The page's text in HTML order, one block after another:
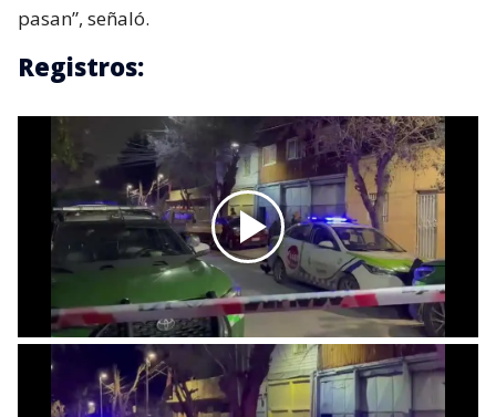
pasan”, señaló.
Registros: